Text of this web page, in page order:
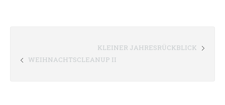
KLEINER JAHRESRÜCKBLICK
WEIHNACHTSCLEANUP II